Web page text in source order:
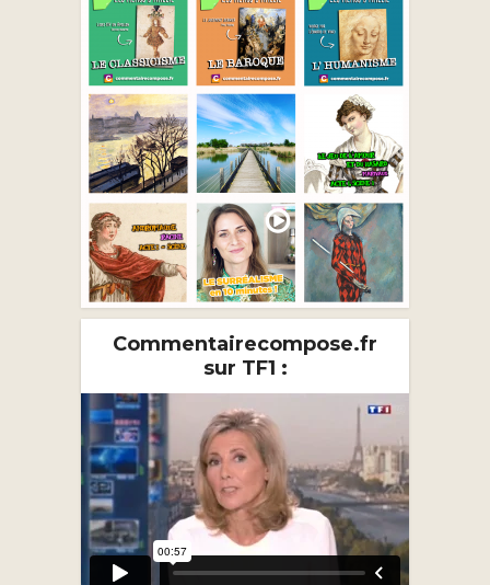
Commentairecompose.fr
sur TF1 :